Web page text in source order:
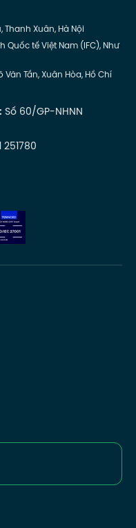
Thanh Xuân, Hà Nội
Quốc tế Việt Nam (IFC), Như
Văn Tần, Xuân Hòa, Hồ Chí
Số 60/GP-NHNN
251780